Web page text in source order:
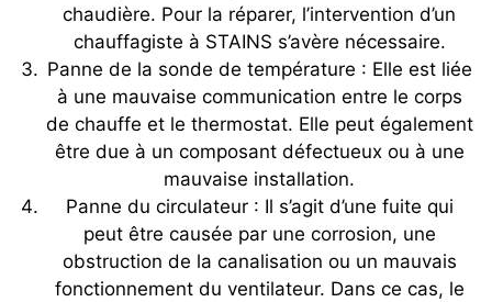
chaudière. Pour la réparer, l’intervention d’un
chauffagiste à STAINS s’avère nécessaire.
Panne de la sonde de température : Elle est liée
à une mauvaise communication entre le corps
de chauffe et le thermostat. Elle peut également
être due à un composant défectueux ou à une
mauvaise installation.
Panne du circulateur : Il s’agit d’une fuite qui
peut être causée par une corrosion, une
obstruction de la canalisation ou un mauvais
fonctionnement du ventilateur. Dans ce cas, le